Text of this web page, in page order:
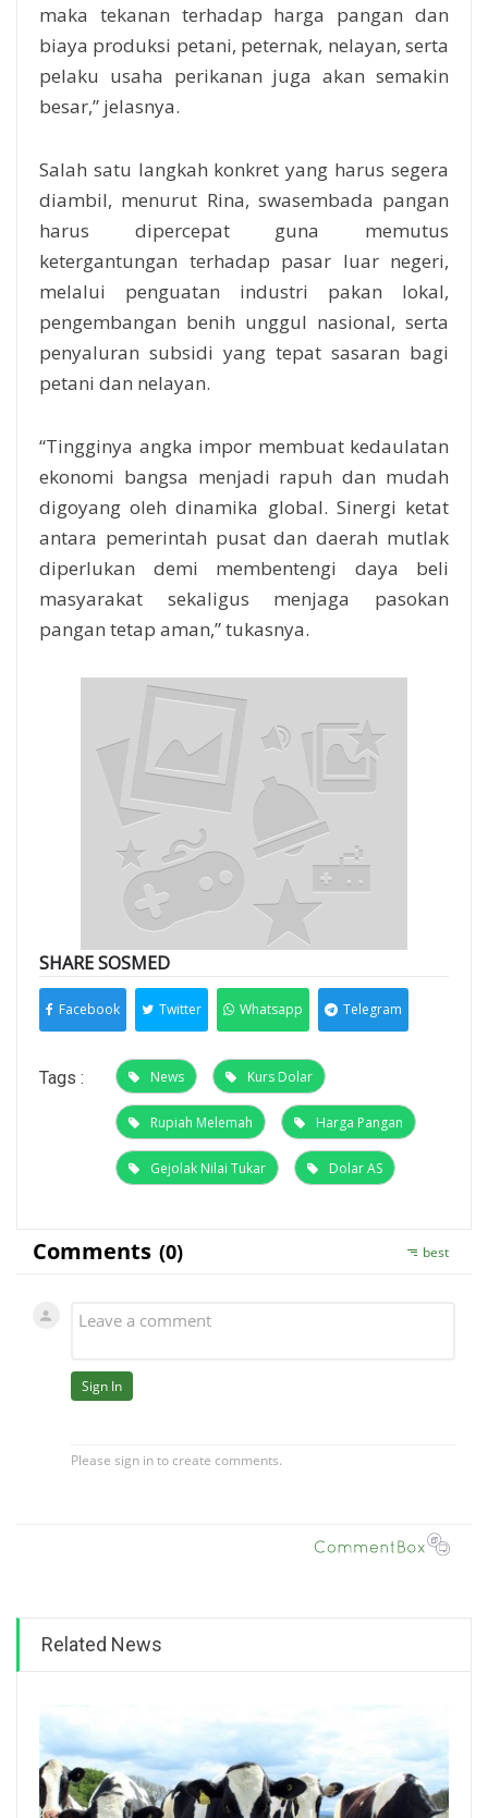
maka tekanan terhadap harga pangan dan
biaya produksi petani, peternak, nelayan, serta
pelaku usaha perikanan juga akan semakin
besar,” jelasnya.
Salah satu langkah konkret yang harus segera
diambil, menurut Rina, swasembada pangan
harus dipercepat guna memutus
ketergantungan terhadap pasar luar negeri,
melalui penguatan industri pakan lokal,
pengembangan benih unggul nasional, serta
penyaluran subsidi yang tepat sasaran bagi
petani dan nelayan.
“Tingginya angka impor membuat kedaulatan
ekonomi bangsa menjadi rapuh dan mudah
digoyang oleh dinamika global. Sinergi ketat
antara pemerintah pusat dan daerah mutlak
diperlukan demi membentengi daya beli
masyarakat sekaligus menjaga pasokan
pangan tetap aman,” tukasnya.
SHARE SOSMED
Facebook Twitter Whatsapp Telegram
Tags : News Kurs Dolar
Rupiah Melemah Harga Pangan
Gejolak Nilai Tukar Dolar AS
Related News